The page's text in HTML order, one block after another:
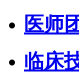
医师
临床